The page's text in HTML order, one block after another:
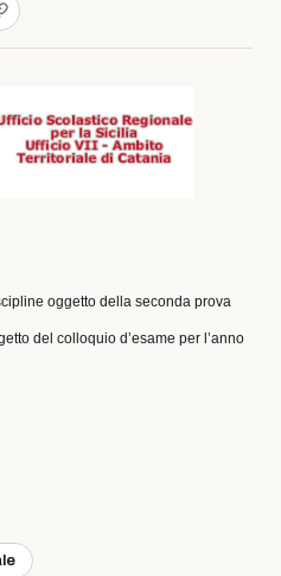
oggetto della seconda prova
del colloquio d’esame per l’anno